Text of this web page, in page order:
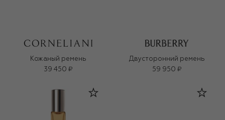
Кожаный ремень
39 450 ₽
Двусторонний ремень
59 950 ₽